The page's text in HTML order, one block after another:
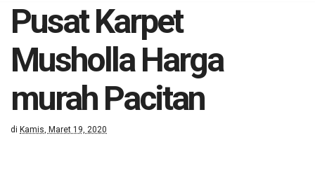
Pusat Karpet
Musholla Harga
murah Pacitan
di Kamis, Maret 19, 2020